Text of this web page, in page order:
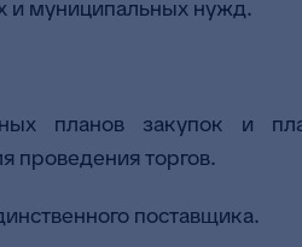
и муниципальных нужд.
планов закупок и
проведения торгов.
поставщика.